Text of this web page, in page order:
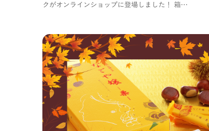
クがオンラインショップに登場しました！ 箱…